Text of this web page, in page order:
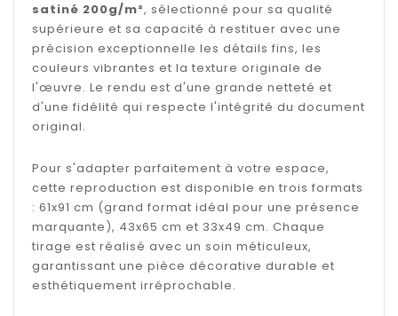
satiné 200g/m², sélectionné pour sa qualité
supérieure et sa capacité à restituer avec une
précision exceptionnelle les détails fins, les
couleurs vibrantes et la texture originale de
l'œuvre. Le rendu est d'une grande netteté et
d'une fidélité qui respecte l'intégrité du document
original.
Pour s'adapter parfaitement à votre espace,
cette reproduction est disponible en trois formats
: 61x91 cm (grand format idéal pour une présence
marquante), 43x65 cm et 33x49 cm. Chaque
tirage est réalisé avec un soin méticuleux,
garantissant une pièce décorative durable et
esthétiquement irréprochable.